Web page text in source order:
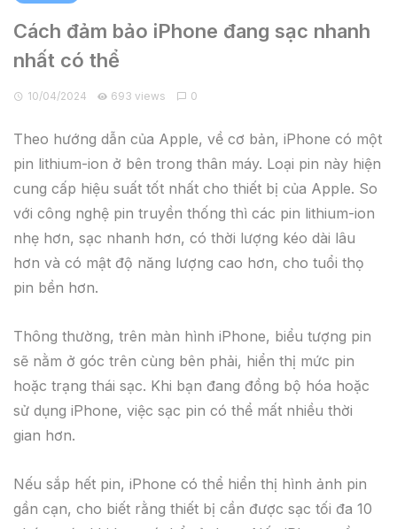
Cách đảm bảo iPhone đang sạc nhanh
nhất có thể
10/04/2024 693 views 0
Theo hướng dẫn của Apple, về cơ bản, iPhone có một
pin lithium-ion ở bên trong thân máy. Loại pin này hiện
cung cấp hiệu suất tốt nhất cho thiết bị của Apple. So
với công nghệ pin truyền thống thì các pin lithium-ion
nhẹ hơn, sạc nhanh hơn, có thời lượng kéo dài lâu
hơn và có mật độ năng lượng cao hơn, cho tuổi thọ
pin bền hơn.
Thông thường, trên màn hình iPhone, biểu tượng pin
sẽ nằm ở góc trên cùng bên phải, hiển thị mức pin
hoặc trạng thái sạc. Khi bạn đang đồng bộ hóa hoặc
sử dụng iPhone, việc sạc pin có thể mất nhiều thời
gian hơn.
Nếu sắp hết pin, iPhone có thể hiển thị hình ảnh pin
gần cạn, cho biết rằng thiết bị cần được sạc tối đa 10